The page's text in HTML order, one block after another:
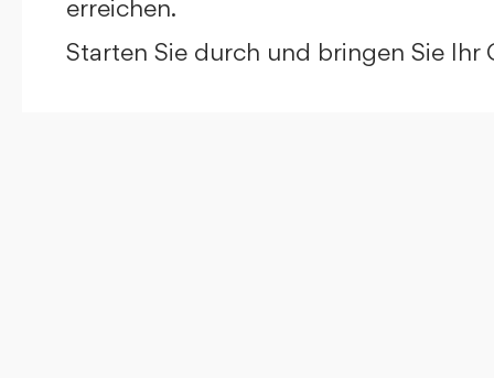
erreichen.
Starten Sie durch und bringen Sie Ihr